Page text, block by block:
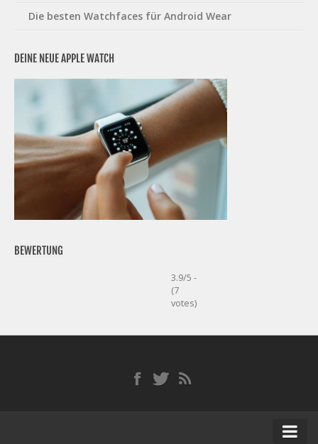
Die besten Watchfaces für Android Wear
DEINE NEUE APPLE WATCH
BEWERTUNG
3.9/5 -
(7
votes)